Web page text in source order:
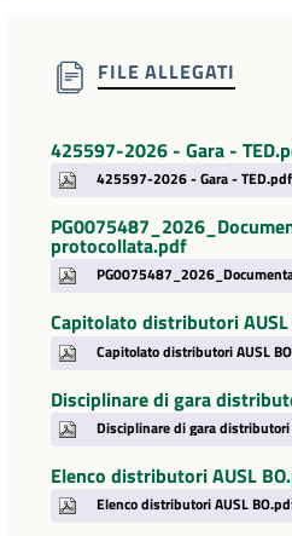
FILE ALLEGATI
425597-2026 - Gara -
425597-2026 - Gara - TED.pdf
protocollata.pdf
Capitolato distributori AUSL
Capitolato distributori AUSL
Disciplinare di gara
Disciplinare di gara distributori
Elenco distributori AUSL
Elenco distributori AUSL